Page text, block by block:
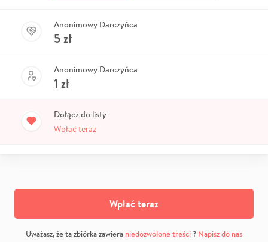
Anonimowy Darczyńca
5zł
Anonimowy Darczyńca
1 zł
Dołącz do listy
Wpłać teraz
Wpłać teraz
Uważasz, że ta zbiórka zawiera niedozwolone treści? Napisz do nas